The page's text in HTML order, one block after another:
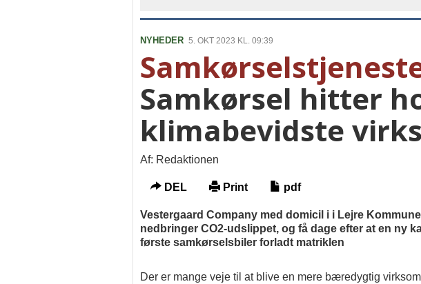
NYHEDER 5. OKT 2023 KL. 09:39
Samkørsel hitter
klimabevidste
Af: Redaktionen
DEL Print pdf
Vestergaard Company med domicil i i Lejre
nedbringer CO2-udslippet, og få dage efter at en ny
første samkørselsbiler forladt matriklen
Der er mange veje til at blive en mere bæredygtig